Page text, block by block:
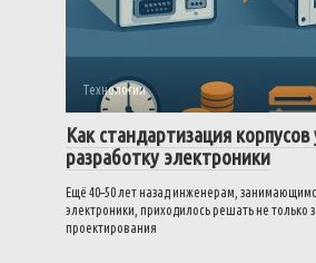
Технологии
Как стандартизация корпусов
разработку электроники
Ещё 40–50 лет назад инженерам,
электроники, приходилось решать не только
проектирования